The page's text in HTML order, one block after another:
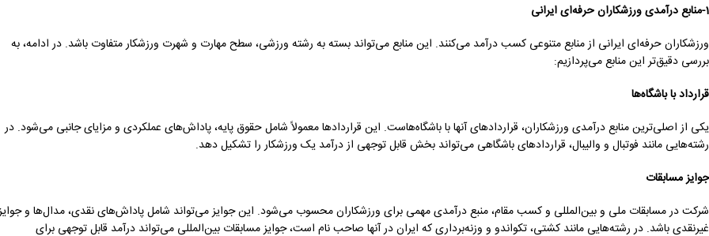
1-منابع درآمدی ورزشکاران حرفه‌ای ایرانی
ورزشکاران حرفه‌ای ایرانی از منابع متنوعی کسب درآمد می‌کنند. این منابع می‌تواند بسته به رشته ورزشی، سطح مهارت و شهرت ورزشکار متفاوت باشد. در ادامه، به
بررسی دقیق‌تر این منابع می‌پردازیم:
قرارداد با باشگاه‌ها
یکی از اصلی‌ترین منابع درآمدی ورزشکاران، قراردادهای آنها با باشگاه‌هاست. این قراردادها معمولاً شامل حقوق پایه، پاداش‌های عملکردی و مزایای جانبی می‌شود. در
رشته‌هایی مانند فوتبال و والیبال، قراردادهای باشگاهی می‌تواند بخش قابل توجهی از درآمد یک ورزشکار را تشکیل دهد.
جوایز مسابقات
شرکت در مسابقات ملی و بین‌المللی و کسب مقام، منبع درآمدی مهمی برای ورزشکاران محسوب می‌شود. این جوایز می‌تواند شامل پاداش‌های نقدی، مدال‌ها و
غیرنقدی باشد. در رشته‌هایی مانند کشتی، تکواندو و وزنه‌برداری که ایران در آنها صاحب نام است، جوایز مسابقات بین‌المللی می‌تواند درآمد قابل توجهی برای